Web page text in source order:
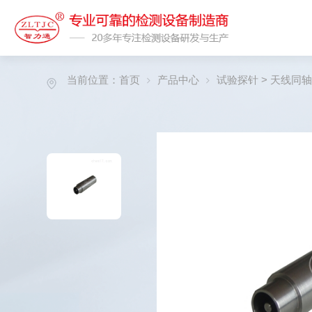
当前位置：首页 产品中心 试验探针 > 天线同